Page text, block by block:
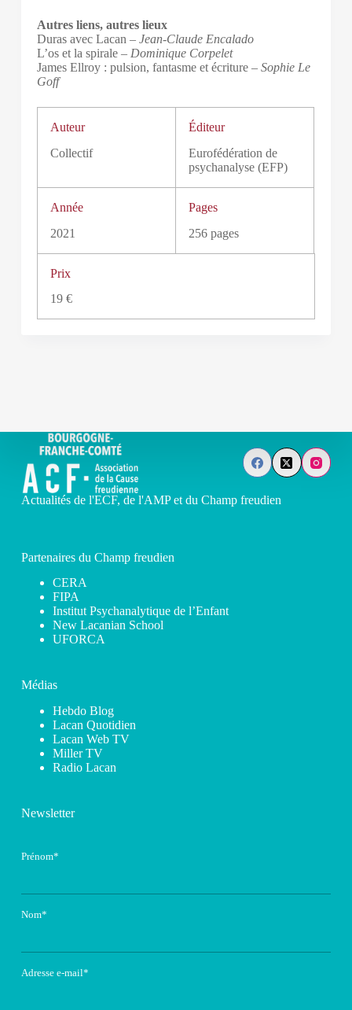
Autres liens, autres lieux
Duras avec Lacan – Jean-Claude Encalado
L’os et la spirale – Dominique Corpelet
James Ellroy : pulsion, fantasme et écriture – Sophie Le
Goff
Auteur
Collectif
Éditeur
Eurofédération de
psychanalyse (EFP)
Année
2021
Pages
256 pages
Prix
19 €
Actualités de l'ECF, de l'AMP et du Champ freudien
Partenaires du Champ freudien
CERA
FIPA
Institut Psychanalytique de l’Enfant
New Lacanian School
UFORCA
Médias
Hebdo Blog
Lacan Quotidien
Lacan Web TV
Miller TV
Radio Lacan
Newsletter
Prénom*
Nom*
Adresse e-mail*